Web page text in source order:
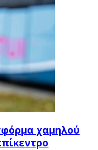
χαμηλού